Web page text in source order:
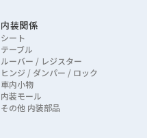
内装関係
シート
テーブル
ルーバー / レジスター
ヒンジ / ダンパー / ロック
車内小物
内装モール
その他 内装部品